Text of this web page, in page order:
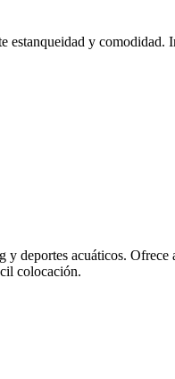
estanqueidad y
y deportes acuáticos.
colocación.